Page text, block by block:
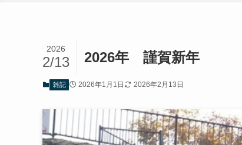
2026年 謹賀新年
2026
2/13
雑記 2026年1月1日 2026年2月13日